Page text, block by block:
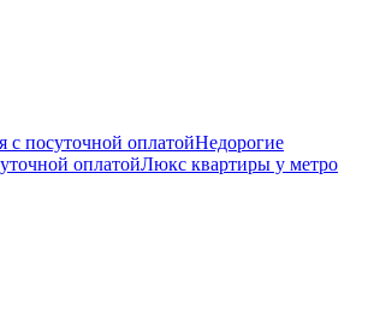
c посуточной оплатойНедорогие
оплатойЛюкс квартиры у метро